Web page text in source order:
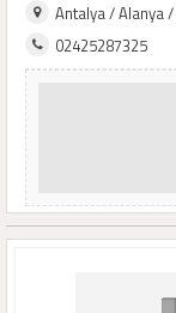
Antalya / Alanya
02425287325